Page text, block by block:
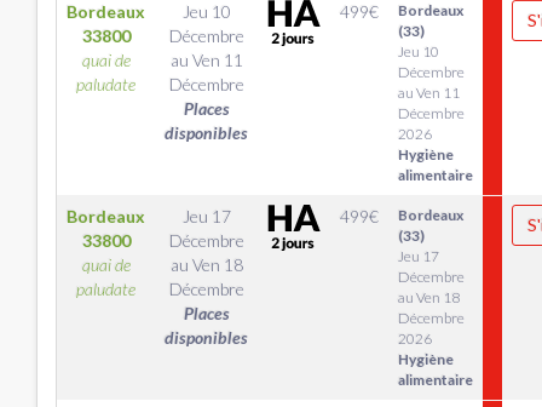
Bordeaux
33800
quai de
paludate
Jeu 10
Décembre
au Ven 11
Décembre
Places
disponibles
499€
Bordeaux
(33)
Jeu 10
Décembre
au Ven 11
Décembre
2026
Hygiène
alimentaire
Bordeaux
33800
quai de
paludate
Jeu 17
Décembre
au Ven 18
Décembre
Places
disponibles
499€
Bordeaux
(33)
Jeu 17
Décembre
au Ven 18
Décembre
2026
Hygiène
alimentaire